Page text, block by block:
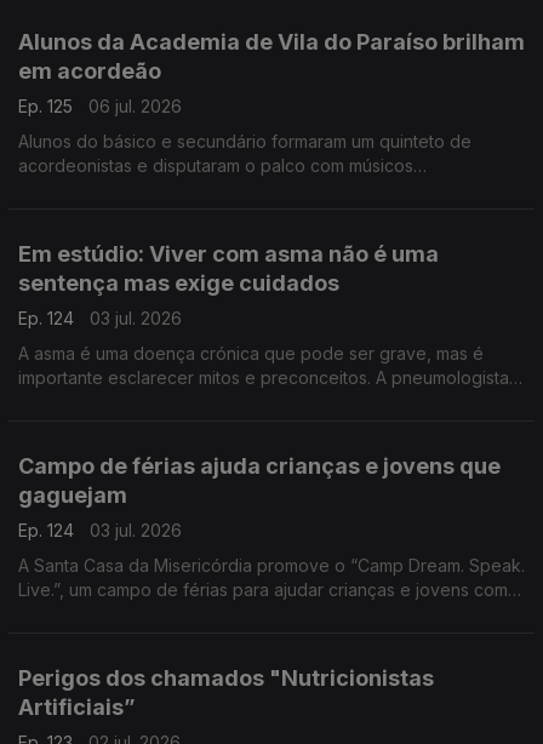
Alunos da Academia de Vila do Paraíso brilham
em acordeão
Ep. 125
06 jul. 2026
Alunos do básico e secundário formaram um quinteto de
acordeonistas e disputaram o palco com músicos
Em estúdio: Viver com asma não é uma
sentença mas exige cuidados
Ep. 124
03 jul. 2026
A asma é uma doença crónica que pode ser grave, mas é
importante esclarecer mitos e preconceitos. A pneumologista
Campo de férias ajuda crianças e jovens que
gaguejam
Ep. 124
03 jul. 2026
A Santa Casa da Misericórdia promove o “Camp Dream. Speak.
Live.”, um campo de férias para ajudar crianças e jovens com
Perigos dos chamados "Nutricionistas
Artificiais”